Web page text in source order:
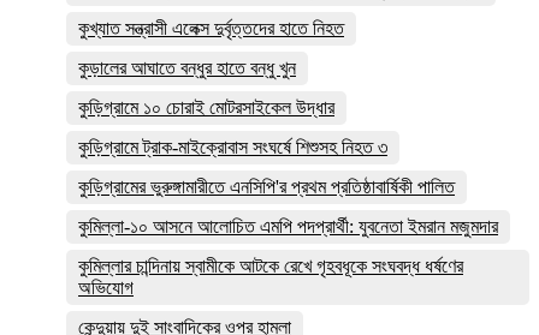
কুখ্যাত সন্ত্রাসী এলেক্স দুর্বৃত্তদের হাতে নিহত
কুড়ালের আঘাতে বন্ধুর হাতে বন্ধু খুন
কুড়িগ্রামে ১০ চোরাই মোটরসাইকেল উদ্ধার
কুড়িগ্রামে ট্রাক-মাইক্রোবাস সংঘর্ষে শিশুসহ নিহত ৩
কুড়িগ্রামের ভুরুঙ্গামারীতে এনসিপি'র প্রথম প্রতিষ্ঠাবার্ষিকী পালিত
কুমিল্লা-১০ আসনে আলোচিত এমপি পদপ্রার্থী: যুবনেতা ইমরান মজুমদার
কুমিল্লার চান্দিনায় স্বামীকে আটকে রেখে গৃহবধূকে সংঘবদ্ধ ধর্ষণের
অভিযোগ
কেন্দুয়ায় দুই সাংবাদিকের ওপর হামলা